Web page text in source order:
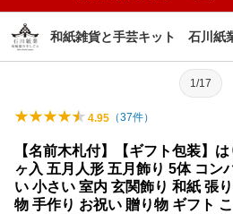
和紙雑貨と手芸キット 石川紙
1/17
4.95 （37件）
【名前木札付】【ギフト包装】
ヶ入 五月人形 五月飾り 5体 コン
い 小さい 室内 玄関飾り 和紙 張
物 手作り お祝い 贈り物 ギフト